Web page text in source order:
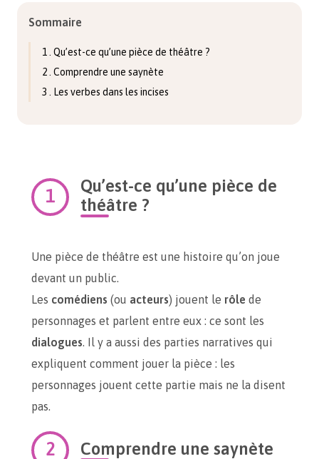
Sommaire
1 . Qu’est-ce qu’une pièce de théâtre ?
2 . Comprendre une saynète
3 . Les verbes dans les incises
Qu’est-ce qu’une pièce de
théâtre ?
Une pièce de théâtre est une histoire qu’on joue
devant un public.
Les comédiens (ou acteurs) jouent le rôle de
personnages et parlent entre eux : ce sont les
dialogues. Il y a aussi des parties narratives qui
expliquent comment jouer la pièce : les
personnages jouent cette partie mais ne la disent
pas.
Comprendre une saynète